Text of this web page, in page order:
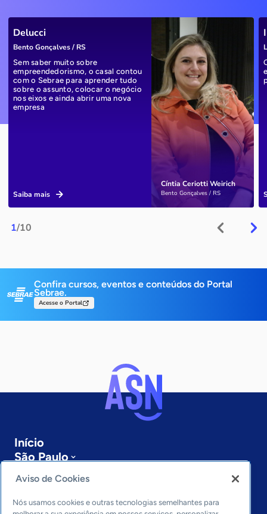
1/10
Cíntia Ceriotti Weirich
Bento Gonçalves / RS
Delucci
Bento Gonçalves / RS
Sem saber muito sobre
empreendedorismo, o casal contou
com o Sebrae para aprender tudo
sobre o assunto, colocar o negócio
nos eixos e ainda abrir uma nova
empresa
Saiba mais
Confira cursos, eventos e conteúdos do Portal
Sebrae.
Acesse o Portal
Início
São Paulo
Sobre a ASN
Últimas notícias
Entre em contato
Aviso de Cookies
Nós usamos cookies e outras tecnologias semelhantes para